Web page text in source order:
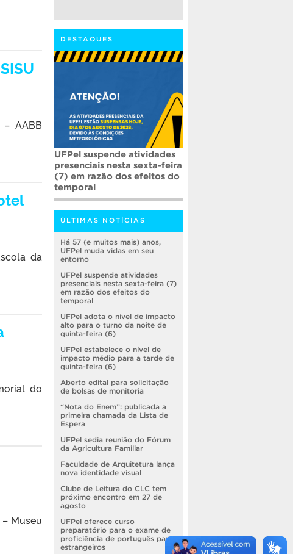
– AABB
da
do
Museu
DESTAQUES
UFPel suspende atividades
presenciais nesta sexta-feira
(7) em razão dos efeitos do
temporal
ÚLTIMAS NOTÍCIAS
Há 57 (e muitos mais) anos,
UFPel muda vidas em seu
entorno
UFPel suspende atividades
presenciais nesta sexta-feira (7)
em razão dos efeitos do
temporal
UFPel adota o nível de impacto
alto para o turno da noite de
quinta-feira (6)
UFPel estabelece o nível de
impacto médio para a tarde de
quinta-feira (6)
Aberto edital para solicitação
de bolsas de monitoria
“Nota do Enem”: publicada a
primeira chamada da Lista de
Espera
UFPel sedia reunião do Fórum
da Agricultura Familiar
Faculdade de Arquitetura lança
nova identidade visual
Clube de Leitura do CLC tem
próximo encontro em 27 de
agosto
UFPel oferece curso
preparatório para o exame de
proficiência de português para
estrangeiros